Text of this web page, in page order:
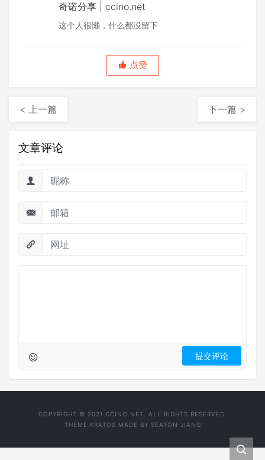
奇诺分享 | ccino.net
这个人很懒，什么都没留下
点赞
< 上一篇 下一篇 >
文章评论
COPYRIGHT © 2021 CCINO.NET. ALL RIGHTS RESERVED.
THEME KRATOS MADE BY SEATON JIANG